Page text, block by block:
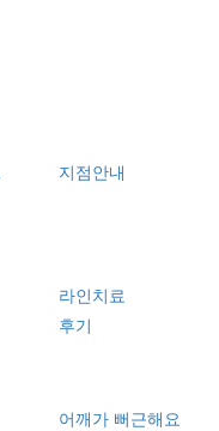
지점안내
라인치료
후기
어깨가 뻐근해요